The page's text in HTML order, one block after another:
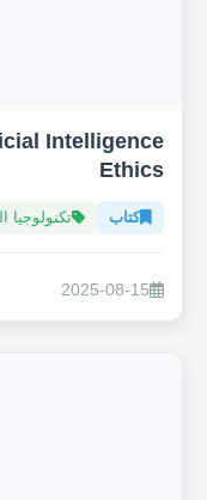
Intelligence
Ethics
كتاب تكنولوجيا
2025-08-15